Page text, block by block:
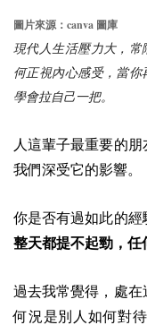
圖片來源： canva 圖庫
現代人生活壓力大，常
何正視內心感受，當你
學會拉自己一把。
人這輩子最重要的
我們深受它的影響。
你是否有過如此的經
整天都提不起勁，任
過去我常覺得，處
何況是別人如何對